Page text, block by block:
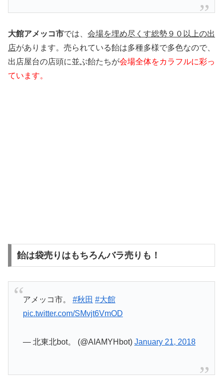
大館アメッコ市では、 会場を埋め尽くす総勢９０以上の出
店があります。売られている飴は多種多様で多色なので、
出店屋台の店頭に並ぶ飴たちが会場全体をカラフルに彩っ
ています。
飴は袋売りはもちろんバラ売りも！
アメッコ市。 #秋田 #大館
pic.twitter.com/SMvjt6VmOD
— 北東北bot。 (@AIAMYHbot) January 21, 2018